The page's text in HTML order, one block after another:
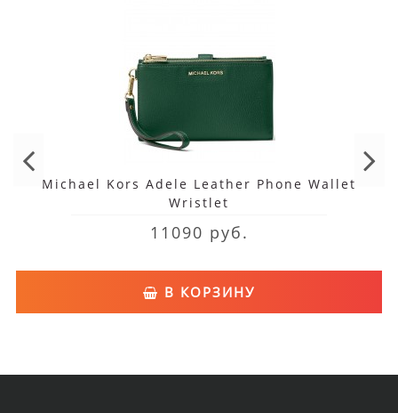
Michael Kors Adele Leather Phone Wallet
Wristlet
11090 руб.
В КОРЗИНУ